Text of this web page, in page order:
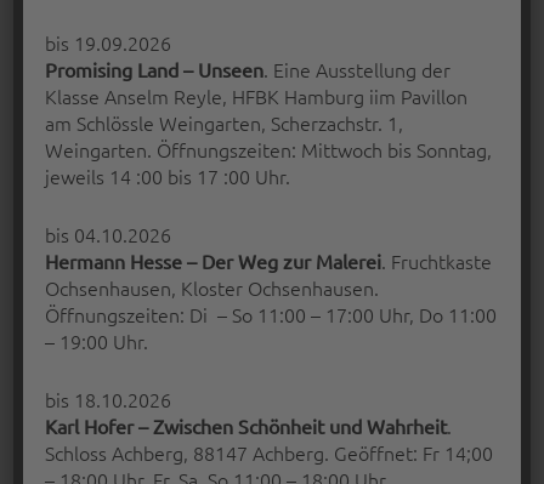
VG BILD-KUNST
bis 19.09.2026
Promising Land – Unseen. Eine Ausstellung der
Klasse Anselm Reyle, HFBK Hamburg iim Pavillon
am Schlössle Weingarten, Scherzachstr. 1,
Weingarten. Öffnungszeiten: Mittwoch bis Sonntag,
jeweils 14 :00 bis 17 :00 Uhr.
bis 04.10.2026
Hermann Hesse – Der Weg zur Malerei. Fruchtkaste
Ochsenhausen, Kloster Ochsenhausen.
Öffnungszeiten: Di – So 11:00 – 17:00 Uhr, Do 11:00
– 19:00 Uhr.
bis 18.10.2026
Karl Hofer – Zwischen Schönheit und Wahrheit.
Schloss Achberg, 88147 Achberg. Geöffnet: Fr 14;00